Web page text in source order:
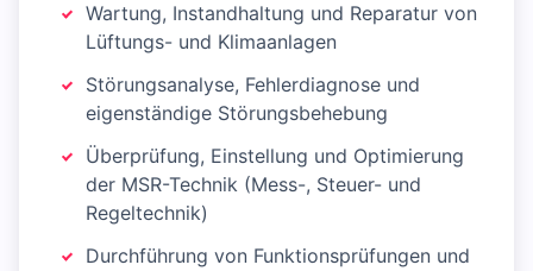
Wartung, Instandhaltung und Reparatur von
Lüftungs- und Klimaanlagen
Störungsanalyse, Fehlerdiagnose und
eigenständige Störungsbehebung
Überprüfung, Einstellung und Optimierung
der MSR-Technik (Mess-, Steuer- und
Regeltechnik)
Durchführung von Funktionsprüfungen und